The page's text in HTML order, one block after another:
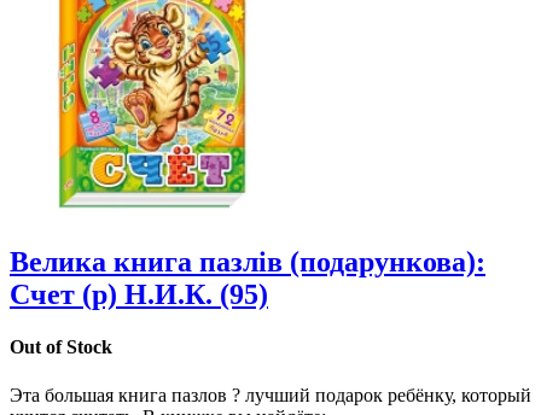
Велика книга пазлів (подарункова):
Счет (р) Н.И.К. (95)
Out of Stock
Эта большая книга пазлов ? лучший подарок ребёнку, который